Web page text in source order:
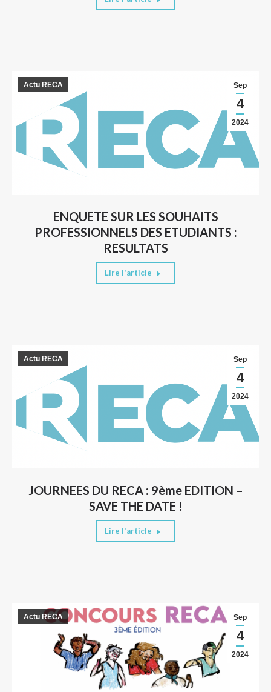
ENQUETE SUR LES SOUHAITS
PROFESSIONNELS DES ETUDIANTS :
RESULTATS
Sep
4
2024
Actu RECA
Lire l'article
JOURNEES DU RECA : 9ème EDITION –
SAVE THE DATE !
Sep
4
2024
Actu RECA
Lire l'article
Sep
4
2024
Actu RECA